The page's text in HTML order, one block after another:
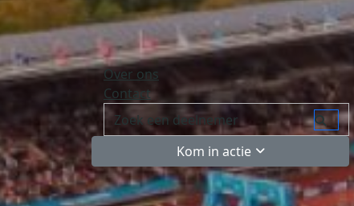
Over ons
Contact
Kom in actie